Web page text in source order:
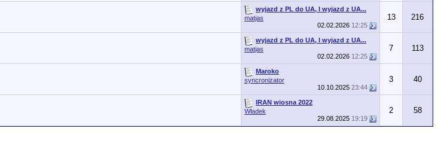
wyjazd z PL do UA, I wyjazd z UA...
matjas
02.02.2026 12:25
13 216
wyjazd z PL do UA, I wyjazd z UA...
matjas
02.02.2026 12:25
7 113
Maroko
syncronizator
10.10.2025 23:44
3 40
IRAN wiosna 2022
Władek
29.08.2025 19:19
2 58